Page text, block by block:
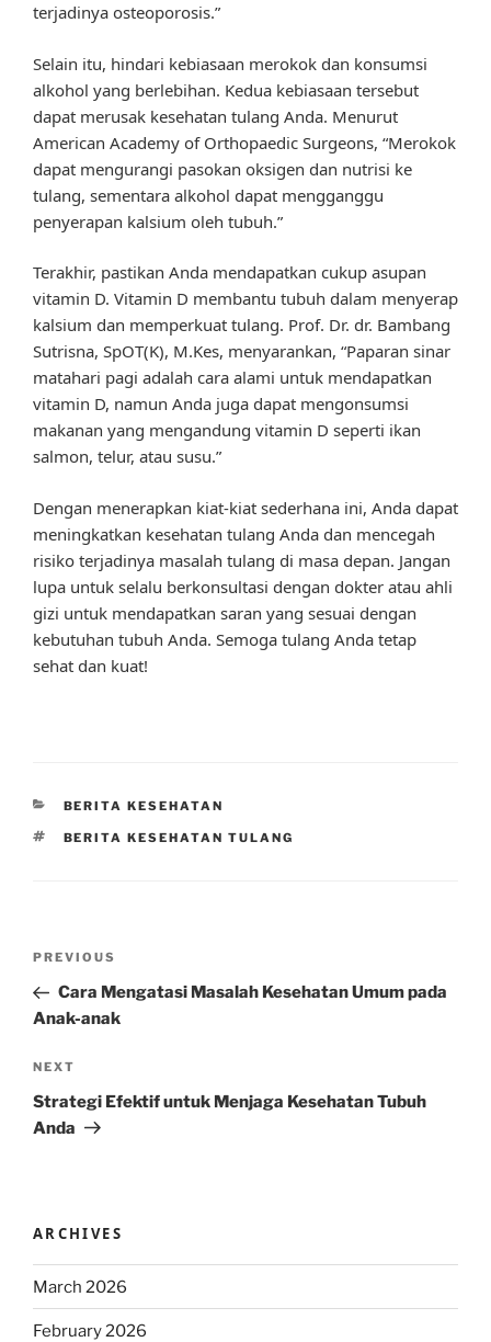
terjadinya osteoporosis.”
Selain itu, hindari kebiasaan merokok dan konsumsi
alkohol yang berlebihan. Kedua kebiasaan tersebut
dapat merusak kesehatan tulang Anda. Menurut
American Academy of Orthopaedic Surgeons, “Merokok
dapat mengurangi pasokan oksigen dan nutrisi ke
tulang, sementara alkohol dapat mengganggu
penyerapan kalsium oleh tubuh.”
Terakhir, pastikan Anda mendapatkan cukup asupan
vitamin D. Vitamin D membantu tubuh dalam menyerap
kalsium dan memperkuat tulang. Prof. Dr. dr. Bambang
Sutrisna, SpOT(K), M.Kes, menyarankan, “Paparan sinar
matahari pagi adalah cara alami untuk mendapatkan
vitamin D, namun Anda juga dapat mengonsumsi
makanan yang mengandung vitamin D seperti ikan
salmon, telur, atau susu.”
Dengan menerapkan kiat-kiat sederhana ini, Anda dapat
meningkatkan kesehatan tulang Anda dan mencegah
risiko terjadinya masalah tulang di masa depan. Jangan
lupa untuk selalu berkonsultasi dengan dokter atau ahli
gizi untuk mendapatkan saran yang sesuai dengan
kebutuhan tubuh Anda. Semoga tulang Anda tetap
sehat dan kuat!
CATEGORIES
BERITA KESEHATAN
TAGS
BERITA KESEHATAN TULANG
Previous
Post
PREVIOUS
Cara Mengatasi Masalah Kesehatan Umum pada
Anak-anak
Next
Post
NEXT
Strategi Efektif untuk Menjaga Kesehatan Tubuh
Anda
ARCHIVES
March 2026
February 2026